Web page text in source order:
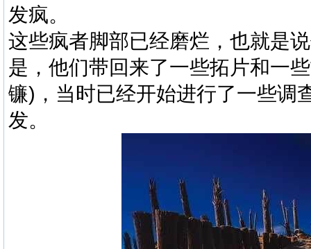
发疯。
这些疯者脚部已经磨烂，也就是
是，他们带回来了一些拓片和一
镰)，当时已经开始进行了一些调
发。